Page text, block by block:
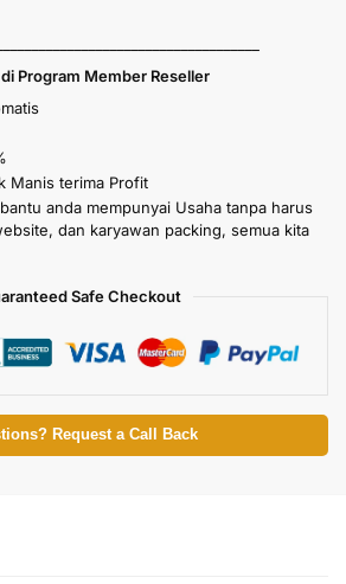
Program Member Reseller
Manis terima Profit
anda mempunyai Usaha tanpa harus
dan karyawan packing, semua kita
Safe Checkout
Request a Call Back